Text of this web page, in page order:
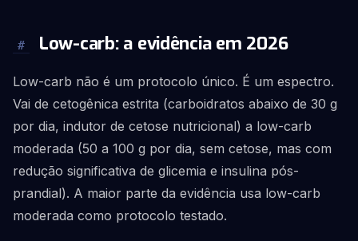
# Low-carb: a evidência em 2026
Low-carb não é um protocolo único. É um espectro.
Vai de cetogênica estrita (carboidratos abaixo de 30 g
por dia, indutor de cetose nutricional) a low-carb
moderada (50 a 100 g por dia, sem cetose, mas com
redução significativa de glicemia e insulina pós-
prandial). A maior parte da evidência usa low-carb
moderada como protocolo testado.